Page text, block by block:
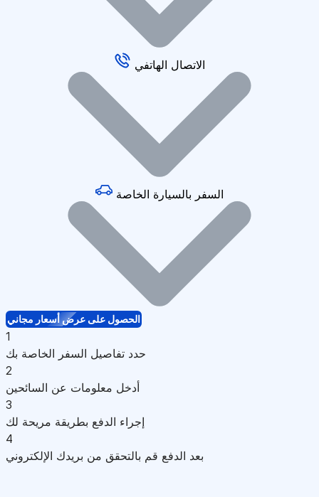
الاتصال الهاتفي
السفر بالسيارة الخاصة
الحصول على عرض أسعار مجاني
1
حدد تفاصيل السفر الخاصة بك
2
أدخل معلومات عن السائحين
3
إجراء الدفع بطريقة مريحة لك
4
بعد الدفع قم بالتحقق من بريدك الإلكتروني